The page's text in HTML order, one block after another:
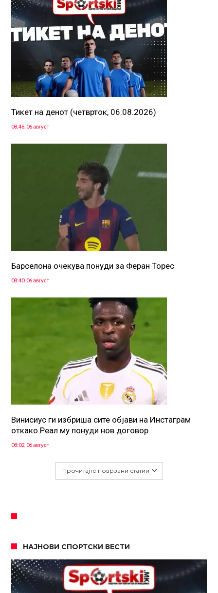
Тикет на денот (четврток, 06.08.2026)
08:46, 06 август
Барселона очекува понуди за Феран Торес
08:40, 06 август
Винисиус ги избриша сите објави на Инстаграм
откако Реал му понуди нов договор
08:02, 06 август
Прочитајте поврзани статии
НАЈНОВИ СПОРТСКИ ВЕСТИ